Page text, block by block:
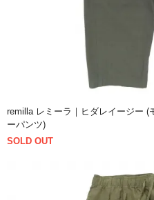
remilla レミーラ｜ヒダレイージー (
ーパンツ)
SOLD OUT